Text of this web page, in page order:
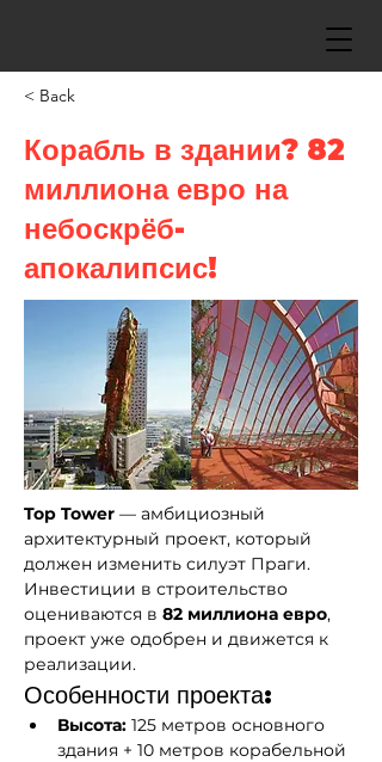
< Back
Корабль в здании? 82
миллиона евро на
небоскрёб-
апокалипсис!
Top Tower — амбициозный
архитектурный проект, который
должен изменить силуэт Праги.
Инвестиции в строительство
оцениваются в 82 миллиона евро,
проект уже одобрен и движется к
реализации.
Особенности проекта:
Высота: 125 метров основного
здания + 10 метров корабельной